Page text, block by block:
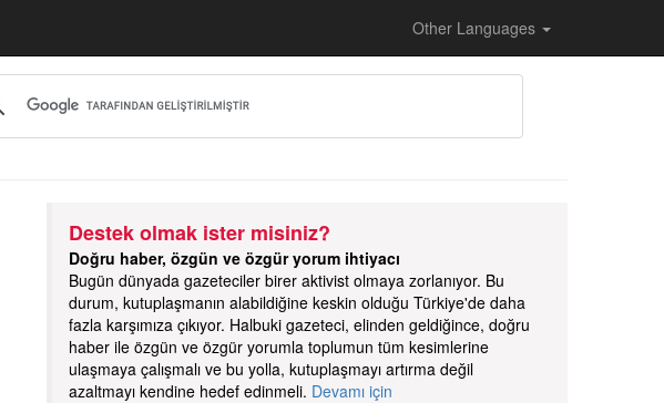
Other Languages
Destek olmak ister misiniz?
Doğru haber, özgün ve özgür yorum ihtiyacı
Bugün dünyada gazeteciler birer aktivist olmaya zorlanıyor. Bu
durum, kutuplaşmanın alabildiğine keskin olduğu Türkiye'de daha
fazla karşımıza çıkıyor. Halbuki gazeteci, elinden geldiğince, doğru
haber ile özgün ve özgür yorumla toplumun tüm kesimlerine
ulaşmaya çalışmalı ve bu yolla, kutuplaşmayı artırma değil
azaltmayı kendine hedef edinmeli. Devamı için